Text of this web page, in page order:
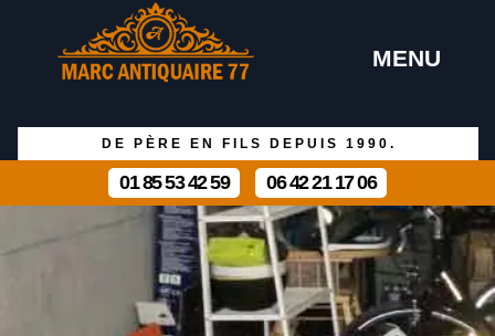
MENU
DE PÈRE EN FILS DEPUIS 1990.
01 85 53 42 59 06 42 21 17 06